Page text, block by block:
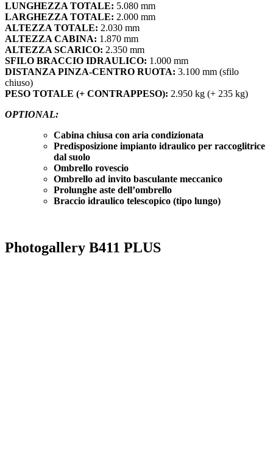
LUNGHEZZA TOTALE: 5.080 mm
LARGHEZZA TOTALE: 2.000 mm
ALTEZZA TOTALE: 2.030 mm
ALTEZZA CABINA: 1.870 mm
ALTEZZA SCARICO: 2.350 mm
SFILO BRACCIO IDRAULICO: 1.000 mm
DISTANZA PINZA-CENTRO RUOTA: 3.100 mm (sfilo
chiuso)
PESO TOTALE (+ CONTRAPPESO): 2.950 kg (+ 235 kg)
OPTIONAL:
Cabina chiusa con aria condizionata
Predisposizione impianto idraulico per raccoglitrice
dal suolo
Ombrello rovescio
Ombrello ad invito basculante meccanico
Prolunghe aste dell’ombrello
Braccio idraulico telescopico (tipo lungo)
Photogallery B411 PLUS